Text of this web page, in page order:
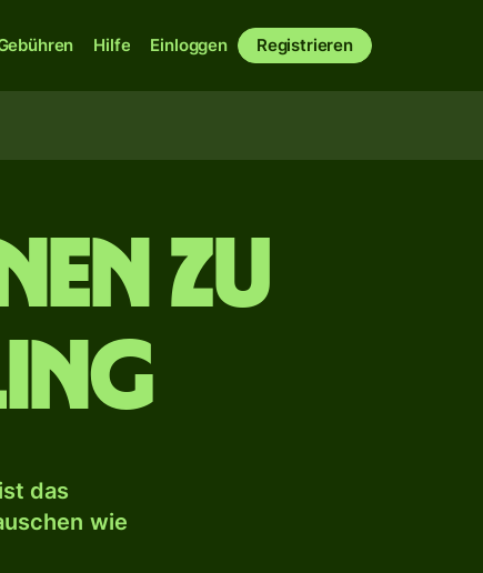
Hilfe Einloggen Registrieren
zu
das
wie